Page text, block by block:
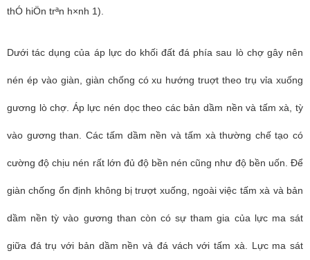
thÓ hiÖn trªn h×nh 1).
Dưới tác dụng của áp lực do khối đất đá phía sau lò chợ gây nên
nén ép vào giàn, giàn chống có xu hướng truợt theo trụ vỉa xuống
gương lò chợ. Áp lực nén dọc theo các bản dầm nền và tấm xà, tỳ
vào gương than. Các tấm dầm nền và tấm xà thường chế tạo có
cường độ chịu nén rất lớn đủ độ bền nén cũng như độ bền uốn. Để
giàn chống ổn định không bị trượt xuống, ngoài việc tấm xà và bản
dầm nền tỳ vào gương than còn có sự tham gia của lực ma sát
giữa đá trụ với bản dầm nền và đá vách với tấm xà. Lực ma sát